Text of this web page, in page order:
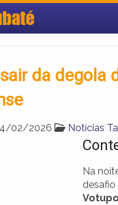
da degola
02/2026 Notícias
Na